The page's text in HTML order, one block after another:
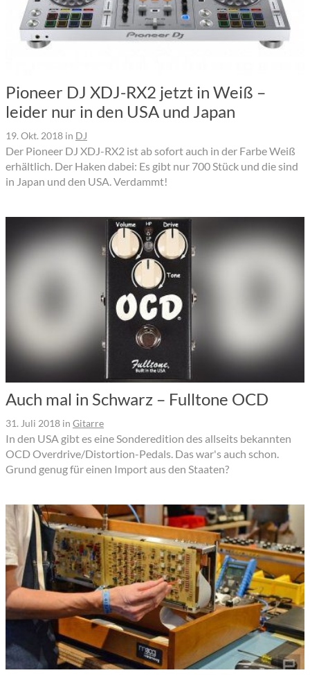
Pioneer DJ XDJ-RX2 jetzt in Weiß –
leider nur in den USA und Japan
19. Okt. 2018 in DJ
Der Pioneer DJ XDJ-RX2 ist ab sofort auch in der Farbe Weiß
erhältlich. Der Haken dabei: Es gibt nur 700 Stück und die sind
in Japan und den USA. Verdammt!
Auch mal in Schwarz – Fulltone OCD
31. Juli 2018 in Gitarre
In den USA gibt es eine Sonderedition des allseits bekannten
OCD Overdrive/Distortion-Pedals. Das war's auch schon.
Grund genug für einen Import aus den Staaten?